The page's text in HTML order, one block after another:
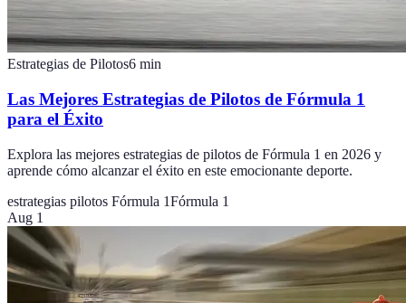
Estrategias de Pilotos6 min
Las Mejores Estrategias de Pilotos de Fórmula 1
para el Éxito
Explora las mejores estrategias de pilotos de Fórmula 1 en 2026 y
aprende cómo alcanzar el éxito en este emocionante deporte.
estrategias pilotos Fórmula 1Fórmula 1
Aug 1